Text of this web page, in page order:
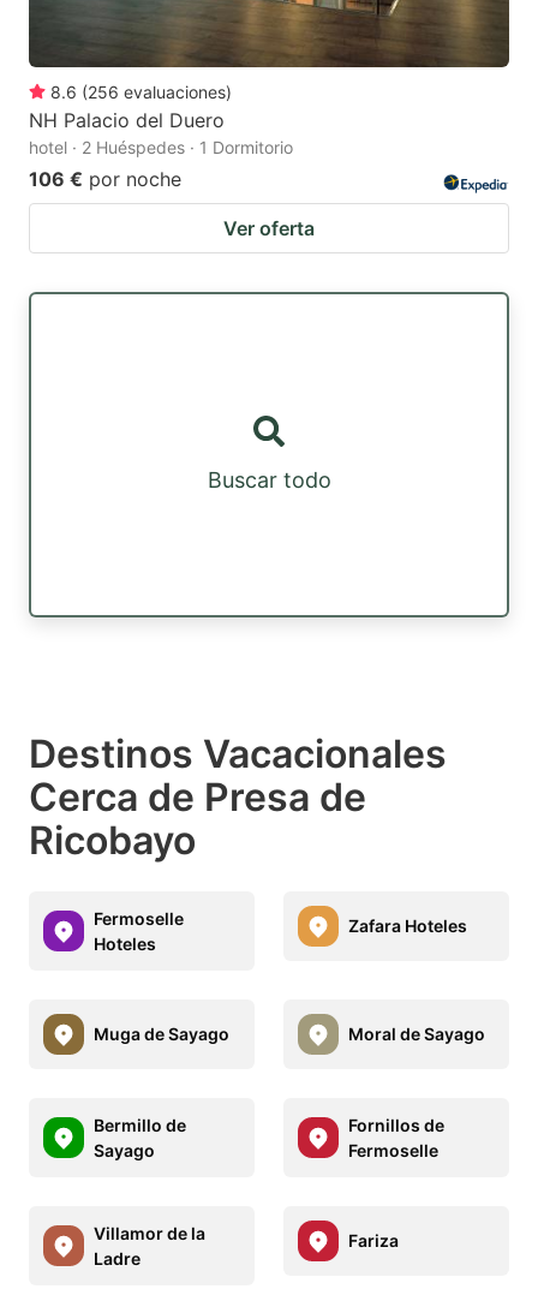
8.6 (256 evaluaciones)
NH Palacio del Duero
hotel · 2 Huéspedes · 1 Dormitorio
106 € por noche
Ver oferta
Buscar todo
Destinos Vacacionales
Cerca de Presa de
Ricobayo
Fermoselle
Hoteles
Zafara Hoteles
Muga de Sayago Moral de Sayago
Bermillo de
Sayago
Fornillos de
Fermoselle
Villamor de la
Ladre
Fariza